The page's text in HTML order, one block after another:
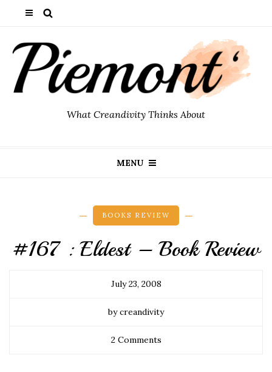
What Creandivity Thinks About
MENU
BOOKS REVIEW
#167 : Eldest – Book Review
July 23, 2008
by creandivity
2 Comments